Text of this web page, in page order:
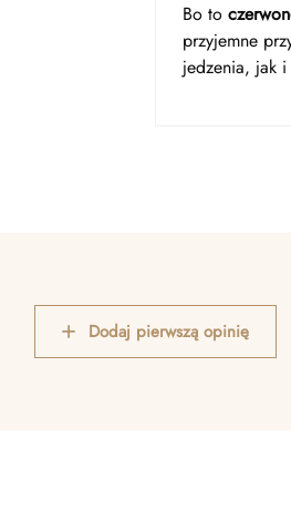
Bo to
przyjemne
jedzenia, jak
Dodaj pierwszą opinię